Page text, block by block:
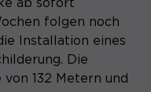
ab sofort
folgen noch
Installation eines
Die
132 Metern und